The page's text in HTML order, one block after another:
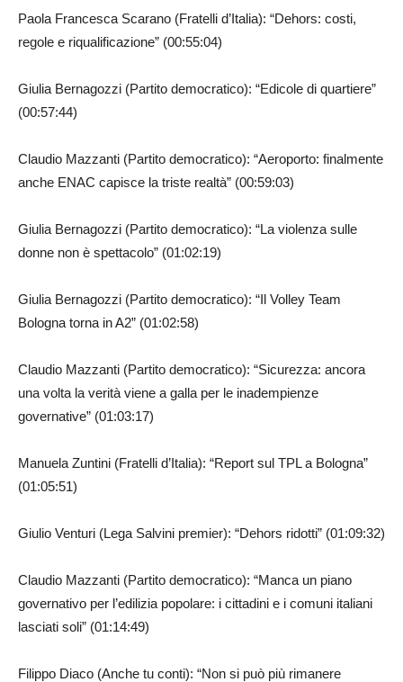
Paola Francesca Scarano (Fratelli d’Italia): “Dehors: costi,
regole e riqualificazione” (00:55:04)
Giulia Bernagozzi (Partito democratico): “Edicole di quartiere”
(00:57:44)
Claudio Mazzanti (Partito democratico): “Aeroporto: finalmente
anche ENAC capisce la triste realtà” (00:59:03)
Giulia Bernagozzi (Partito democratico): “La violenza sulle
donne non è spettacolo” (01:02:19)
Giulia Bernagozzi (Partito democratico): “Il Volley Team
Bologna torna in A2” (01:02:58)
Claudio Mazzanti (Partito democratico): “Sicurezza: ancora
una volta la verità viene a galla per le inadempienze
governative” (01:03:17)
Manuela Zuntini (Fratelli d’Italia): “Report sul TPL a Bologna”
(01:05:51)
Giulio Venturi (Lega Salvini premier): “Dehors ridotti” (01:09:32)
Claudio Mazzanti (Partito democratico): “Manca un piano
governativo per l’edilizia popolare: i cittadini e i comuni italiani
lasciati soli” (01:14:49)
Filippo Diaco (Anche tu conti): “Non si può più rimanere